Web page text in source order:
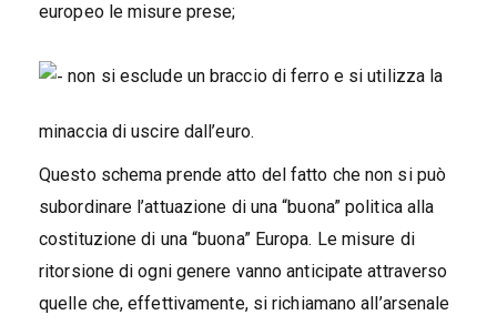
europeo le misure prese;
non si esclude un braccio di ferro e si utilizza la
minaccia di uscire dall’euro.
Questo schema prende atto del fatto che non si può
subordinare l’attuazione di una “buona” politica alla
costituzione di una “buona” Europa. Le misure di
ritorsione di ogni genere vanno anticipate attraverso
quelle che, effettivamente, si richiamano all’arsenale